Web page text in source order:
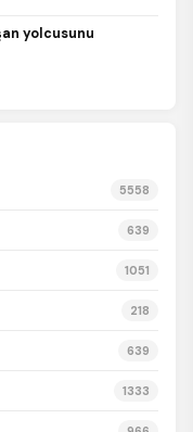
yolcusunu
5558
639
1051
218
639
1333